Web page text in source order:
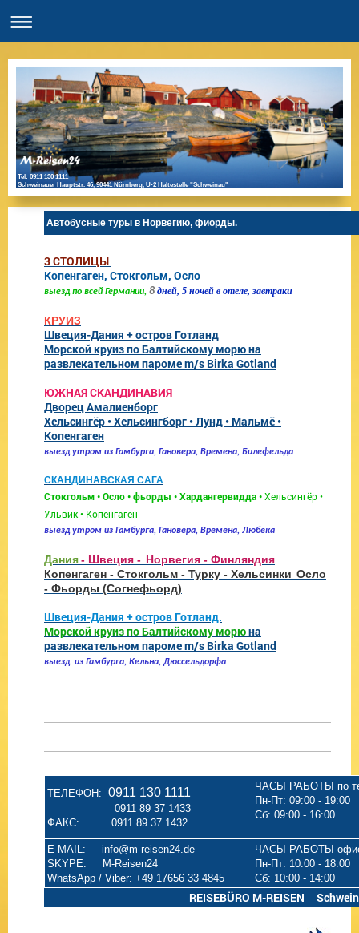
Tel: 0911 130 1111
Schweinauer Hauptstr. 46, 90441 Nürnberg, U-2 Haltestelle "Schweinau"
Автобусные туры в Норвегию, фиорды.
3 СТОЛИЦЫ
Копенгаген, Стокгольм, Осло
выезд по всей Германии, 8 дней, 5 ночей в отеле, завтраки
КРУИЗ
Швеция-Дания + остров Готланд
Морской круиз по Балтийскому морю на
развлекательном пароме m/s Birka Gotland
ЮЖНАЯ СКАНДИНАВИЯ
Дворец Амалиенборг
Хельсингёр • Хельсингборг • Лунд • Мальмё •
Копенгаген
выезд утром из Гамбурга, Гановера, Времена, Билефельда
СКАНДИНАВСКАЯ САГА
Стокгольм • Осло • фьорды • Хардангервидда •Хельсингёр •
Ульвик • Копенгаген
выезд утром из Гамбурга, Гановера, Времена, Любека
Дания- Швеция - Норвегия - Финляндия
Копенгаген - Стокгольм - Турку - Хельсинки Осло
- Фьорды (Согнефьорд)
Швеция-Дания + остров Готланд.
Морской круиз по Балтийскому морюна
развлекательном пароме m/s Birka Gotland
выезд из Гамбурга, Кельна, Дюссельдорфа
ТЕЛЕФОН: 0911 130 1111
0911 89 37 1433
ФАКС: 0911 89 37 1432
ЧАСЫ РАБОТЫ по
Пн-Пт: 09:00 - 19:00
Сб: 09:00 - 16:00
E-MAIL: info@m-reisen24.de
SKYPE: M-Reisen24
WhatsApp / Viber: +49 17656 33 4845
ЧАСЫ РАБОТЫ
Пн-Пт: 10:00 - 18:00
Сб: 10:00 - 14:00
REISEBÜRO M-REISEN